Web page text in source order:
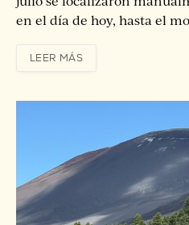
en el día de hoy, hasta el
LEER MÁS